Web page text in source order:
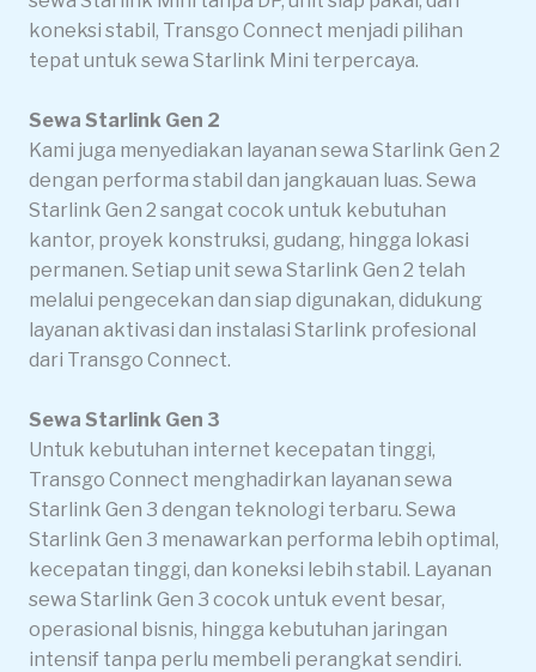
koneksi stabil, Transgo Connect menjadi pilihan
tepat untuk sewa Starlink Mini terpercaya.
Sewa Starlink Gen 2
Kami juga menyediakan layanan sewa Starlink Gen 2
dengan performa stabil dan jangkauan luas. Sewa
Starlink Gen 2 sangat cocok untuk kebutuhan
kantor, proyek konstruksi, gudang, hingga lokasi
permanen. Setiap unit sewa Starlink Gen 2 telah
melalui pengecekan dan siap digunakan, didukung
layanan aktivasi dan instalasi Starlink profesional
dari Transgo Connect.
Sewa Starlink Gen 3
Untuk kebutuhan internet kecepatan tinggi,
Transgo Connect menghadirkan layanan sewa
Starlink Gen 3 dengan teknologi terbaru. Sewa
Starlink Gen 3 menawarkan performa lebih optimal,
kecepatan tinggi, dan koneksi lebih stabil. Layanan
sewa Starlink Gen 3 cocok untuk event besar,
operasional bisnis, hingga kebutuhan jaringan
intensif tanpa perlu membeli perangkat sendiri.